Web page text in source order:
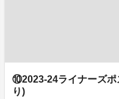
⑩2023-24ライナーズポ
り)